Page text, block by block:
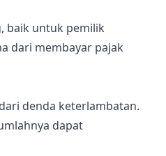
baik untuk pemilik
dari membayar pajak
denda keterlambatan.
dapat